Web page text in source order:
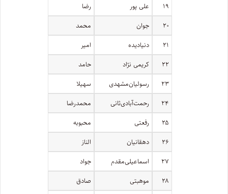
۱۹
علی پور
رضا
۲۰
جوان
محمد
۲۱
دنیا‌دیده
امیر
۲۲
کریمی نژاد
حامد
۲۳
رسولیان‌مشهدی
سهیلا
۲۴
رحمت‌آبادی‌ثانی
محمدرضا
۲۵
رفعتی
محبوبه
۲۶
دهقانیان
الناز
۲۷
اسماعیلی‌مقدم
جواد
۲۸
موهبتی
صادق